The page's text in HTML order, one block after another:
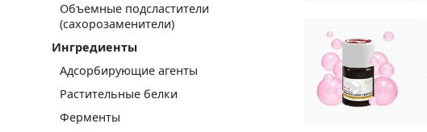
Объемные подсластители
(сахорозаменители)
Ингредиенты
Адсорбирующие агенты
Растительные белки
Ферменты